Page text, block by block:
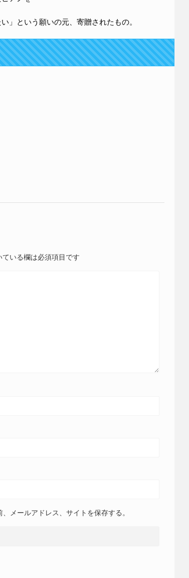
アノを
」という願いの元、寄贈されたもの。